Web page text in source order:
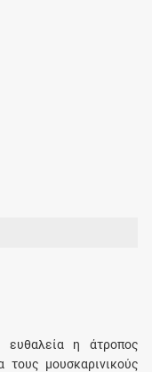
ευθαλεία η άτροπος
τους μουσκαρινικούς